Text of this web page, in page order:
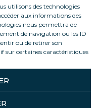
utilisons des technologies
aux informations des
nous permettra de
de navigation ou les ID
ou de retirer son
sur certaines caractéristiques
for both chilled
products. Thanks to
will be
the head of a
small footprint! All